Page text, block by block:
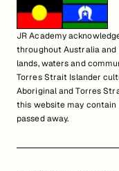
JR Academy
throughout Australia
lands, waters and
Torres Strait Islander
Aboriginal and Torres
this website may contain
passed away.